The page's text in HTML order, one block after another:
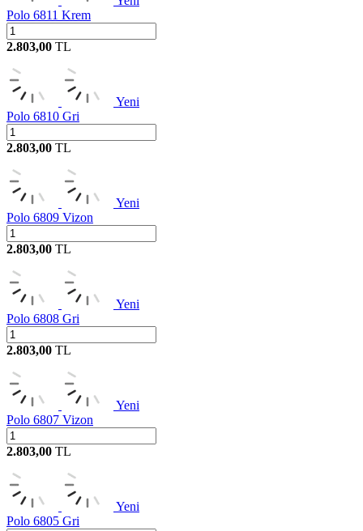
Polo 6811 Krem
2.803,00 TL
Yeni
Polo 6810 Gri
2.803,00 TL
Yeni
Polo 6809 Vizon
2.803,00 TL
Yeni
Polo 6808 Gri
2.803,00 TL
Yeni
Polo 6807 Vizon
2.803,00 TL
Yeni
Polo 6805 Gri